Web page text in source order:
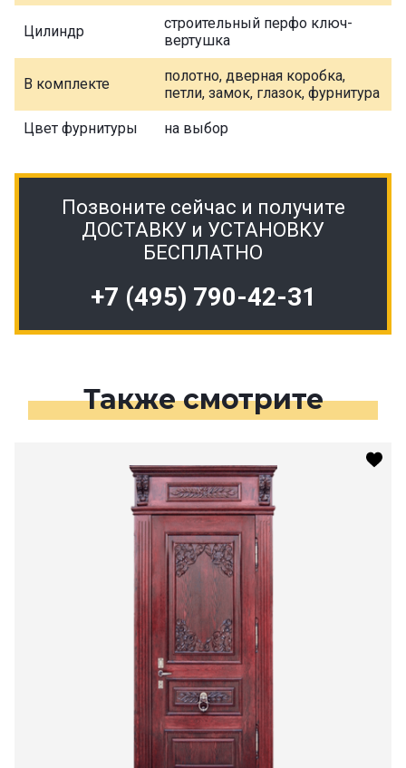
Цилиндр
строительный перфо ключ-
вертушка
В комплекте
полотно, дверная коробка,
петли, замок, глазок, фурнитура
Цвет фурнитуры на выбор
Позвоните сейчас и получите
ДОСТАВКУ и УСТАНОВКУ
БЕСПЛАТНО
+7 (495) 790-42-31
Также смотрите